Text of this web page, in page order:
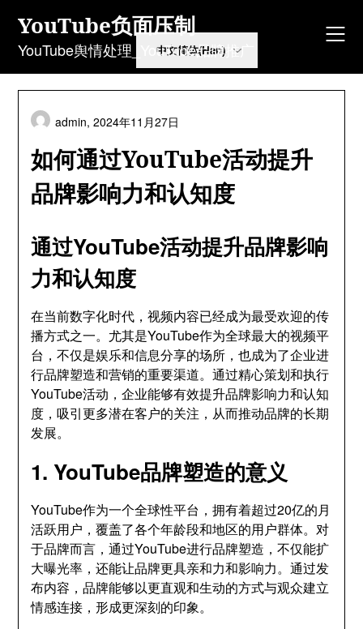
content
YouTube负面压制
YouTube舆情处理_YouTube品牌推广
如何通过YouTube活动提升
品牌影响力和认知度
admin,2024年11月27日
通过YouTube活动提升品牌影响
力和认知度
在当前数字化时代 ，视频内容已经成为最受欢迎的传
播方式之一。 尤其是YouTube作为全球最大的视频平
台 ，不仅是娱乐和信息分享的场所 ，也成为了企业进
行品牌塑造和营销的重要渠道。通过精心策划和执行
YouTube活动 ，企业能够有效提升品牌影响力和认知
度 ，吸引更多潜在客户的关注 ， 从而推动品牌的长期
发展。
1.YouTube品牌塑造的意义
YouTube作为一个全球性平台 ，拥有着超过20亿的月
活跃用户 ，覆盖了各个年龄段和地区的用户群体。对
于品牌而言 ，通过YouTube进行品牌塑造 ，不仅能扩
大曝光率 ，还能让品牌更具亲和力和影响力。通过发
布内容 ，品牌能够以更直观和生动的方式与观众建立
情感连接 ，形成更深刻的印象。